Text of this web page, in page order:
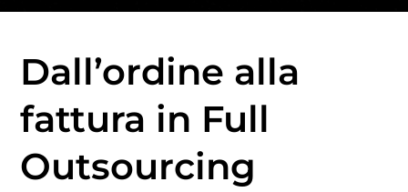
Dall’ordine alla
fattura in Full
Outsourcing